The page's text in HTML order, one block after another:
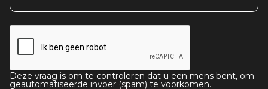
Deze vraag is om te controleren dat u een mens bent, om
geautomatiseerde invoer (spam) te voorkomen.